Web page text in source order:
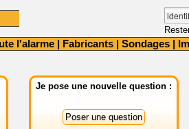
l'alarme | Fabricants | Sondages |
Je pose une nouvelle question :